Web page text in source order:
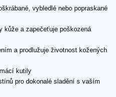
vybledlé nebo popraskané
kůže a zapečeťuje poškozená
a prodlužuje životnost kožených
kutily
pro dokonalé sladění s vaším